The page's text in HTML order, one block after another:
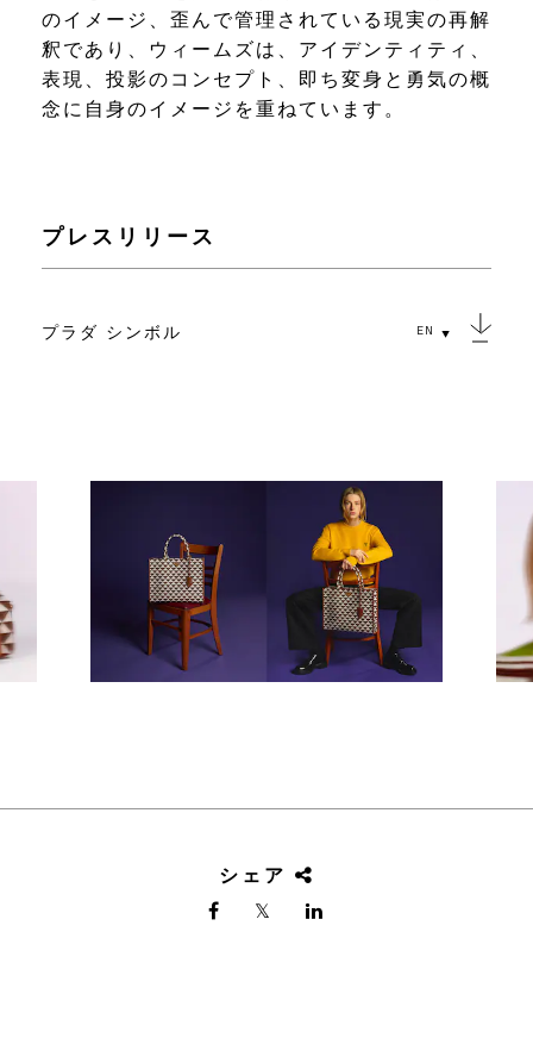
のイメージ、歪んで管理されている現実の再解
釈であり、ウィームズは、アイデンティティ、
表現、投影のコンセプト、即ち変身と勇気の概
念に自身のイメージを重ねています。
プレスリリース
プラダ シンボル EN
シェア